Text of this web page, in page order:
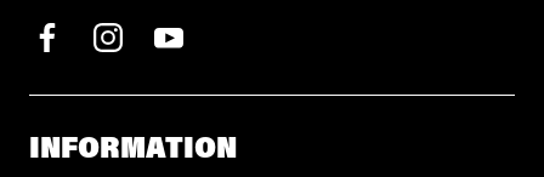
INFORMATION